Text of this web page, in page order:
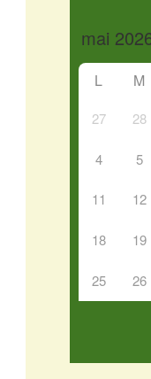
L M
27 28
4 5
11 12
18 19
25 26